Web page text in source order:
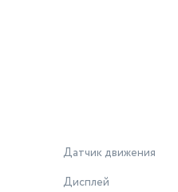
Датчик движения
Дисплей